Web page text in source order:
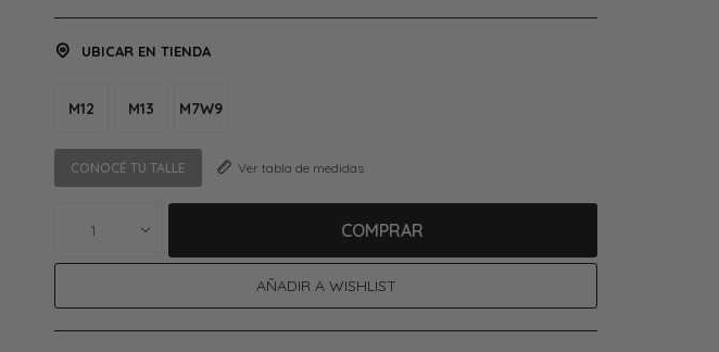
UBICAR EN TIENDA
M12 M13 M7W9
CONOCÉ TU TALLE Ver tabla de medidas
1 COMPRAR